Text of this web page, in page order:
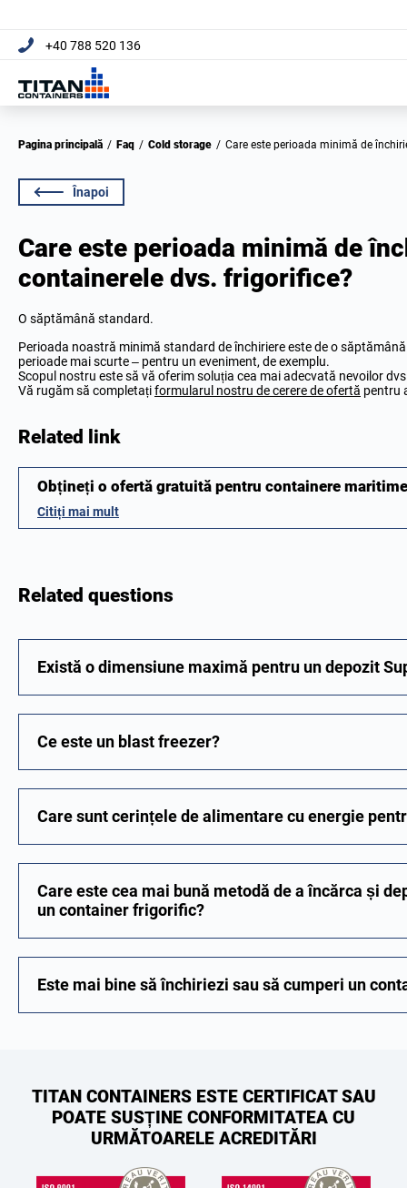
+40 788 520 136
Pagina principală / Faq / Cold storage / Care este perioada minimă de
Înapoi
Care este perioada minimă de
containerele dvs. frigorifice?
O săptămână standard.
Perioada noastră minimă standard de închiriere este de o
perioade mai scurte – pentru un eveniment, de exemplu.
Scopul nostru este să vă oferim soluția cea mai adecvată nevoilor
Vă rugăm să completațiformularul nostru de cerere de ofertă pentru
Related link
Obțineți o ofertă gratuită pentru containere
Citiți mai mult
Related questions
Există o dimensiune maximă pentru un depozit
Ce este un blast freezer?
Care sunt cerințele de alimentare cu energie
Care este cea mai bună metodă de a încărca și
un container frigorific?
Este mai bine să închiriezi sau să cumperi un
TITAN CONTAINERS ESTE CERTIFICAT SAU
POATE SUSȚINE CONFORMITATEA CU
URMĂTOARELE ACREDITĂRI